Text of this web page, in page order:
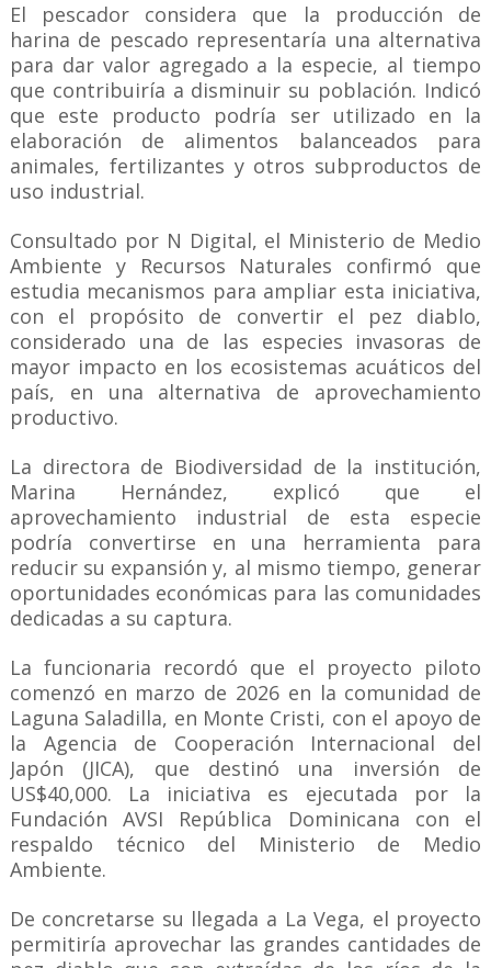
El pescador considera que la producción de
harina de pescado representaría una alternativa
para dar valor agregado a la especie, al tiempo
que contribuiría a disminuir su población. Indicó
que este producto podría ser utilizado en la
elaboración de alimentos balanceados para
animales, fertilizantes y otros subproductos de
uso industrial.
Consultado por N Digital, el Ministerio de Medio
Ambiente y Recursos Naturales confirmó que
estudia mecanismos para ampliar esta iniciativa,
con el propósito de convertir el pez diablo,
considerado una de las especies invasoras de
mayor impacto en los ecosistemas acuáticos del
país, en una alternativa de aprovechamiento
productivo.
La directora de Biodiversidad de la institución,
Marina Hernández, explicó que el
aprovechamiento industrial de esta especie
podría convertirse en una herramienta para
reducir su expansión y, al mismo tiempo, generar
oportunidades económicas para las comunidades
dedicadas a su captura.
La funcionaria recordó que el proyecto piloto
comenzó en marzo de 2026 en la comunidad de
Laguna Saladilla, en Monte Cristi, con el apoyo de
la Agencia de Cooperación Internacional del
Japón (JICA), que destinó una inversión de
US$40,000. La iniciativa es ejecutada por la
Fundación AVSI República Dominicana con el
respaldo técnico del Ministerio de Medio
Ambiente.
De concretarse su llegada a La Vega, el proyecto
permitiría aprovechar las grandes cantidades de